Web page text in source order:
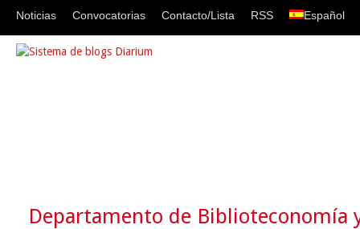
Noticias Convocatorias Contacto/Lista RSS Español
Departamento de Biblioteconomía